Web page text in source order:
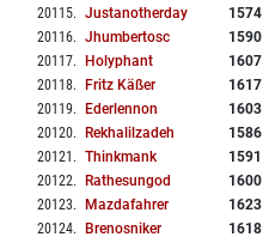
20115. Justanotherday 1574
20116. Jhumbertosc 1590
20117. Holyphant 1607
20118. Fritz Käßer 1617
20119. Ederlennon 1603
20120. Rekhalilzadeh 1586
20121 . Thinkmank 1591
20122. Rathesungod 1600
20123. Mazdafahrer 1623
20124. Brenosniker 1618